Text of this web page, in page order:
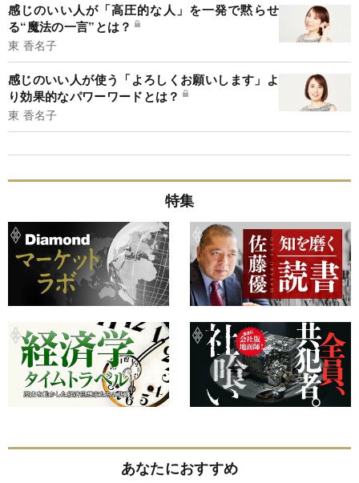
感じのいい人が「高圧的な人」を一発で黙らせ
る“魔法の一言”とは？
東 香名子
感じのいい人が使う「よろしくお願いします」よ
り効果的なパワーワードとは？
東 香名子
特集
あなたにおすすめ